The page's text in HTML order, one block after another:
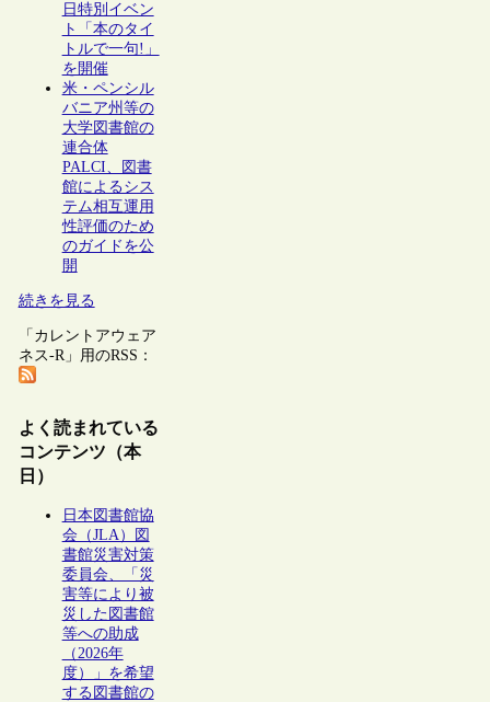
日特別イベン
ト「本のタイ
トルで一句!」
を開催
米・ペンシル
バニア州等の
大学図書館の
連合体
PALCI、図書
館によるシス
テム相互運用
性評価のため
のガイドを公
開
続きを見る
「カレントアウェア
ネス-R」用のRSS：
よく読まれている
コンテンツ（本
日）
日本図書館協
会（JLA）図
書館災害対策
委員会、「災
害等により被
災した図書館
等への助成
（2026年
度）」を希望
する図書館の